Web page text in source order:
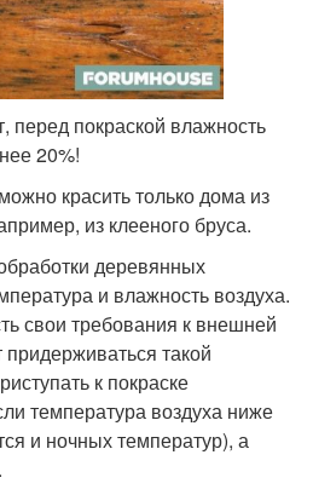
перед покраской влажность
20%!
красить только дома из
из клееного бруса.
деревянных
и влажность воздуха.
свои требования к внешней
такой
к покраске
температура воздуха ниже
и ночных температур), а